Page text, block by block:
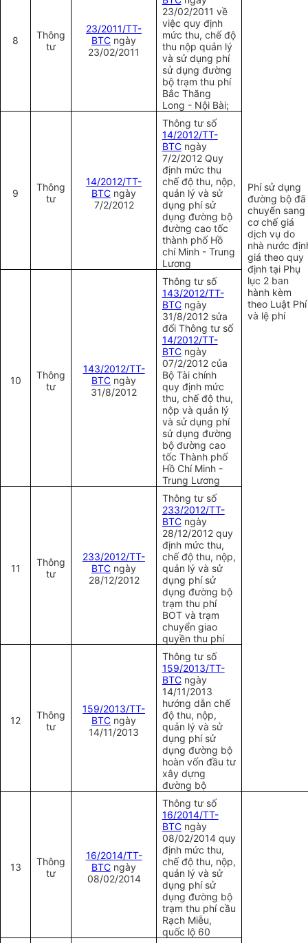
Phí sử dụng
đường bộ đã
chuyển sang
cơ chế giá
dịch vụ do
nhà nước
giá theo quy
định tại Phụ
lục 2 ban
hành kèm
theo Luật Phí
và lệ phí
8
Thông
tư
23/2011/TT-
BTC ngày
23/02/2011
23/02/2011 về
việc quy định
mức thu, chế độ
thu nộp quản lý
và sử dụng phí
sử dụng đường
bộ trạm thu phí
Bắc Thăng
Long - Nội Bài;
9
Thông
tư
14/2012/TT-
BTC ngày
7/2/2012
Thông tư số
14/2012/TT-
BTCngày
7/2/2012 Quy
định mức thu
chế độ thu, nộp,
quản lý và sử
dụng phí sử
dụng đường bộ
đường cao tốc
thành phố Hồ
chí Minh - Trung
Lương
10
Thông
tư
143/2012/TT-
BTC ngày
31/8/2012
Thông tư số
143/2012/TT-
BTCngày
31/8/2012 sửa
đổi Thông tư số
14/2012/TT-
BTCngày
07/2/2012 của
Bộ Tài chính
quy định mức
thu, chế độ thu,
nộp và quản lý
và sử dụng phí
sử dụng đường
bộ đường cao
tốc Thành phố
Hồ Chí Minh -
Trung Lương
11
Thông
tư
233/2012/TT-
BTC ngày
28/12/2012
Thông tư số
233/2012/TT-
BTCngày
28/12/2012 quy
định mức thu,
chế độ thu, nộp,
quản lý và sử
dụng phí sử
dụng đường bộ
trạm thu phí
BOT và trạm
chuyển giao
quyền thu phí
12
Thông
tư
159/2013/TT-
BTC ngày
14/11/2013
Thông tư số
159/2013/TT-
BTCngày
14/11/2013
hướng dẫn chế
độ thu, nộp,
quản lý và sử
dụng phí sử
dụng đường bộ
hoàn vốn đầu tư
xây dựng
đường bộ
13
Thông
tư
16/2014/TT-
BTC ngày
08/02/2014
Thông tư số
16/2014/TT-
BTCngày
08/02/2014 quy
định mức thu,
chế độ thu, nộp,
quản lý và sử
dụng phí sử
dụng đường bộ
trạm thu phí cầu
Rạch Miễu,
quốc lộ 60